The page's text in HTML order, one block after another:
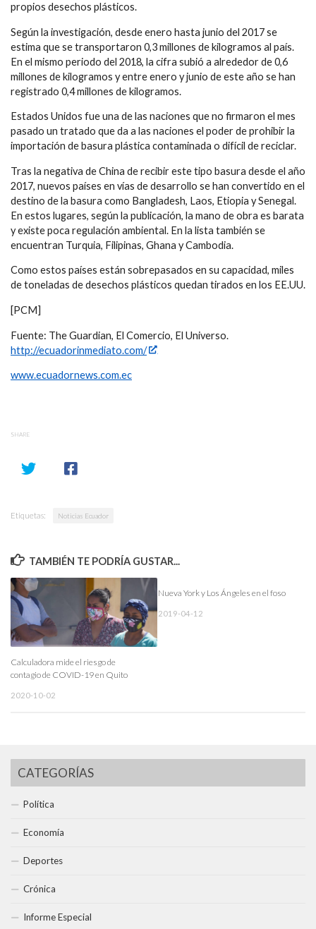
propios desechos plásticos.
Según la investigación, desde enero hasta junio del 2017 se
estima que se transportaron 0,3 millones de kilogramos al país.
En el mismo periodo del 2018, la cifra subió a alrededor de 0,6
millones de kilogramos y entre enero y junio de este año se han
registrado 0,4 millones de kilogramos.
Estados Unidos fue una de las naciones que no firmaron el mes
pasado un tratado que da a las naciones el poder de prohibir la
importación de basura plástica contaminada o difícil de reciclar.
Tras la negativa de China de recibir este tipo basura desde el año
2017, nuevos países en vías de desarrollo se han convertido en el
destino de la basura como Bangladesh, Laos, Etiopia y Senegal.
En estos lugares, según la publicación, la mano de obra es barata
y existe poca regulación ambiental. En la lista también se
encuentran Turquia, Filipinas, Ghana y Cambodia.
Como estos países están sobrepasados en su capacidad, miles
de toneladas de desechos plásticos quedan tirados en los EE.UU.
[PCM]
Fuente: The Guardian, El Comercio, El Universo.
http://ecuadorinmediato.com/
www.ecuadornews.com.ec
SHARE
Etiquetas: Noticias Ecuador
TAMBIÉN TE PODRÍA GUSTAR...
Calculadora mide el riesgo de
contagio de COVID-19 en Quito
2020-10-02
Nueva York y Los Ángeles en el foso
2019-04-12
CATEGORÍAS
Política
Economía
Deportes
Crónica
Informe Especial